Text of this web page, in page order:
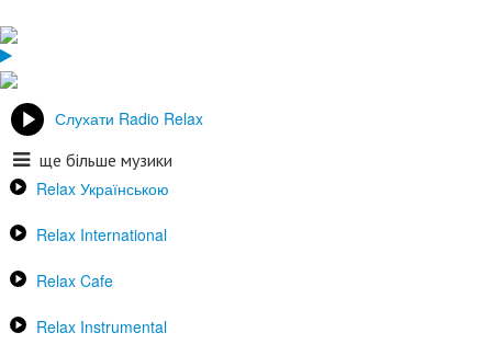
Слухати Radio Relax
ще більше музики
Relax Українською
Relax International
Relax Cafe
Relax Instrumental